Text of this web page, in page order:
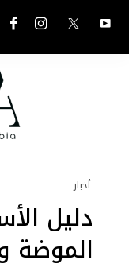
أخبار
دليل
الموضة